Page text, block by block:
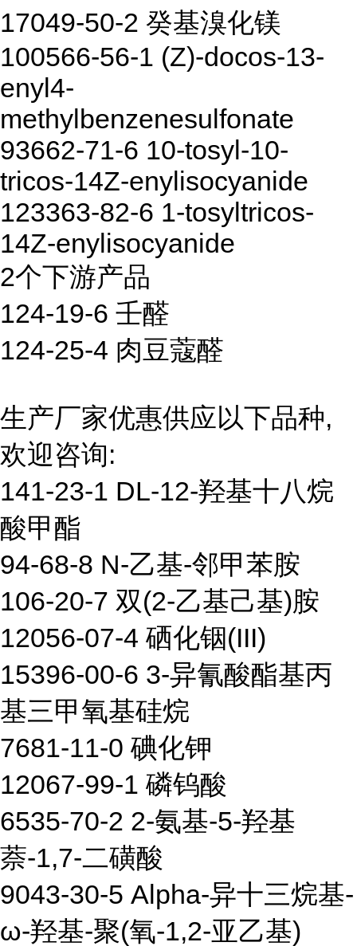
17049-50-2 癸基溴化镁
100566-56-1 (Z)-docos-13-
enyl4-
methylbenzenesulfonate
93662-71-6 10-tosyl-10-
tricos-14Z-enylisocyanide
123363-82-6 1-tosyltricos-
14Z-enylisocyanide
2个下游产品
124-19-6 壬醛
124-25-4 肉豆蔻醛
生产厂家优惠供应以下品种,
欢迎咨询:
141-23-1 DL-12-羟基十八烷
酸甲酯
94-68-8 N-乙基-邻甲苯胺
106-20-7 双(2-乙基己基)胺
12056-07-4 硒化铟(III)
15396-00-6 3-异氰酸酯基丙
基三甲氧基硅烷
7681-11-0 碘化钾
12067-99-1 磷钨酸
6535-70-2 2-氨基-5-羟基
萘-1,7-二磺酸
9043-30-5 Alpha-异十三烷基-
ω-羟基-聚(氧-1,2-亚乙基)